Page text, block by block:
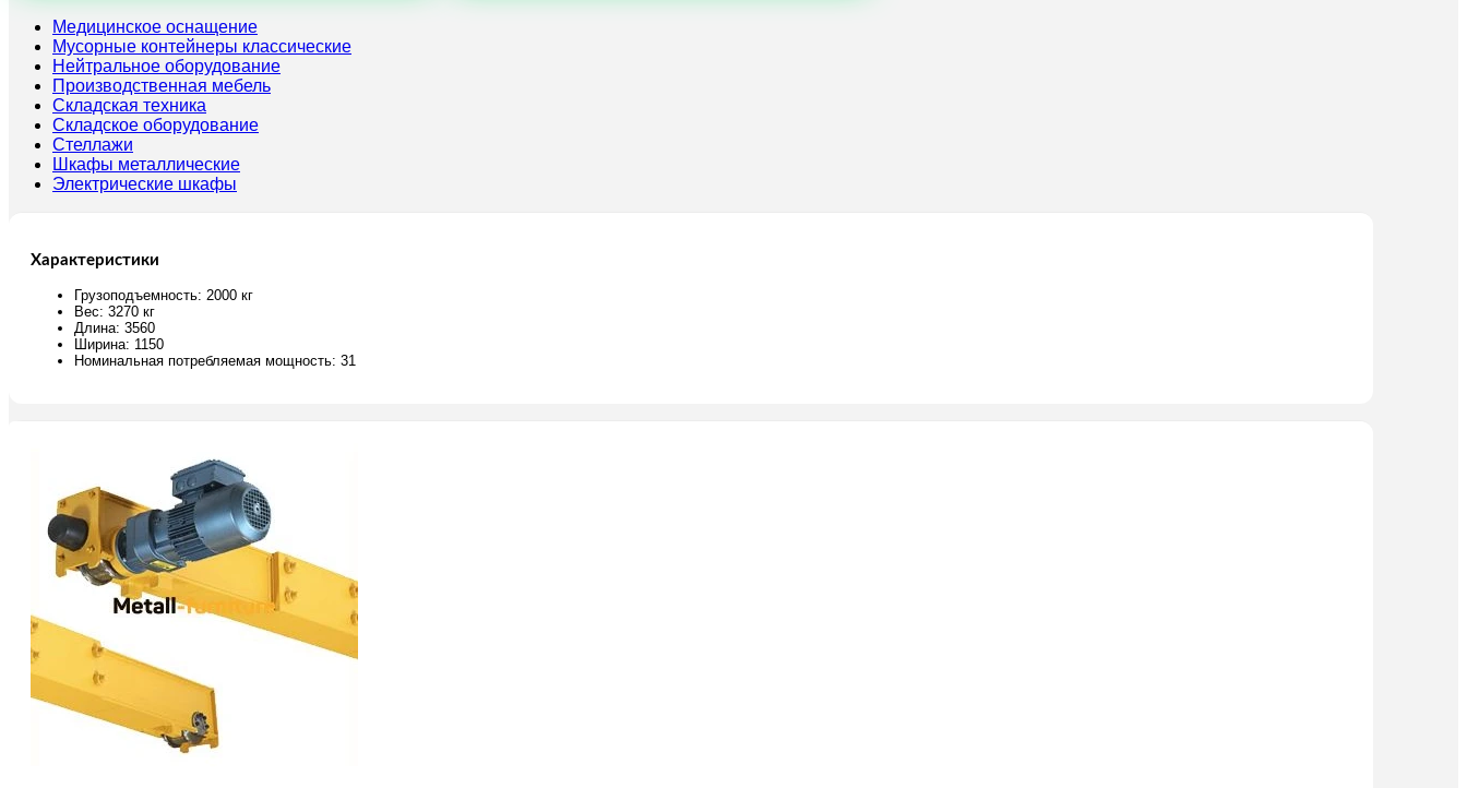
Медицинское оснащение
Мусорные контейнеры классические
Нейтральное оборудование
Производственная мебель
Складская техника
Складское оборудование
Стеллажи
Шкафы металлические
Электрические шкафы
Характеристики
Грузоподъемность: 2000 кг
Вес: 3270 кг
Длина: 3560
Ширина: 1150
Номинальная потребляемая мощность: 31